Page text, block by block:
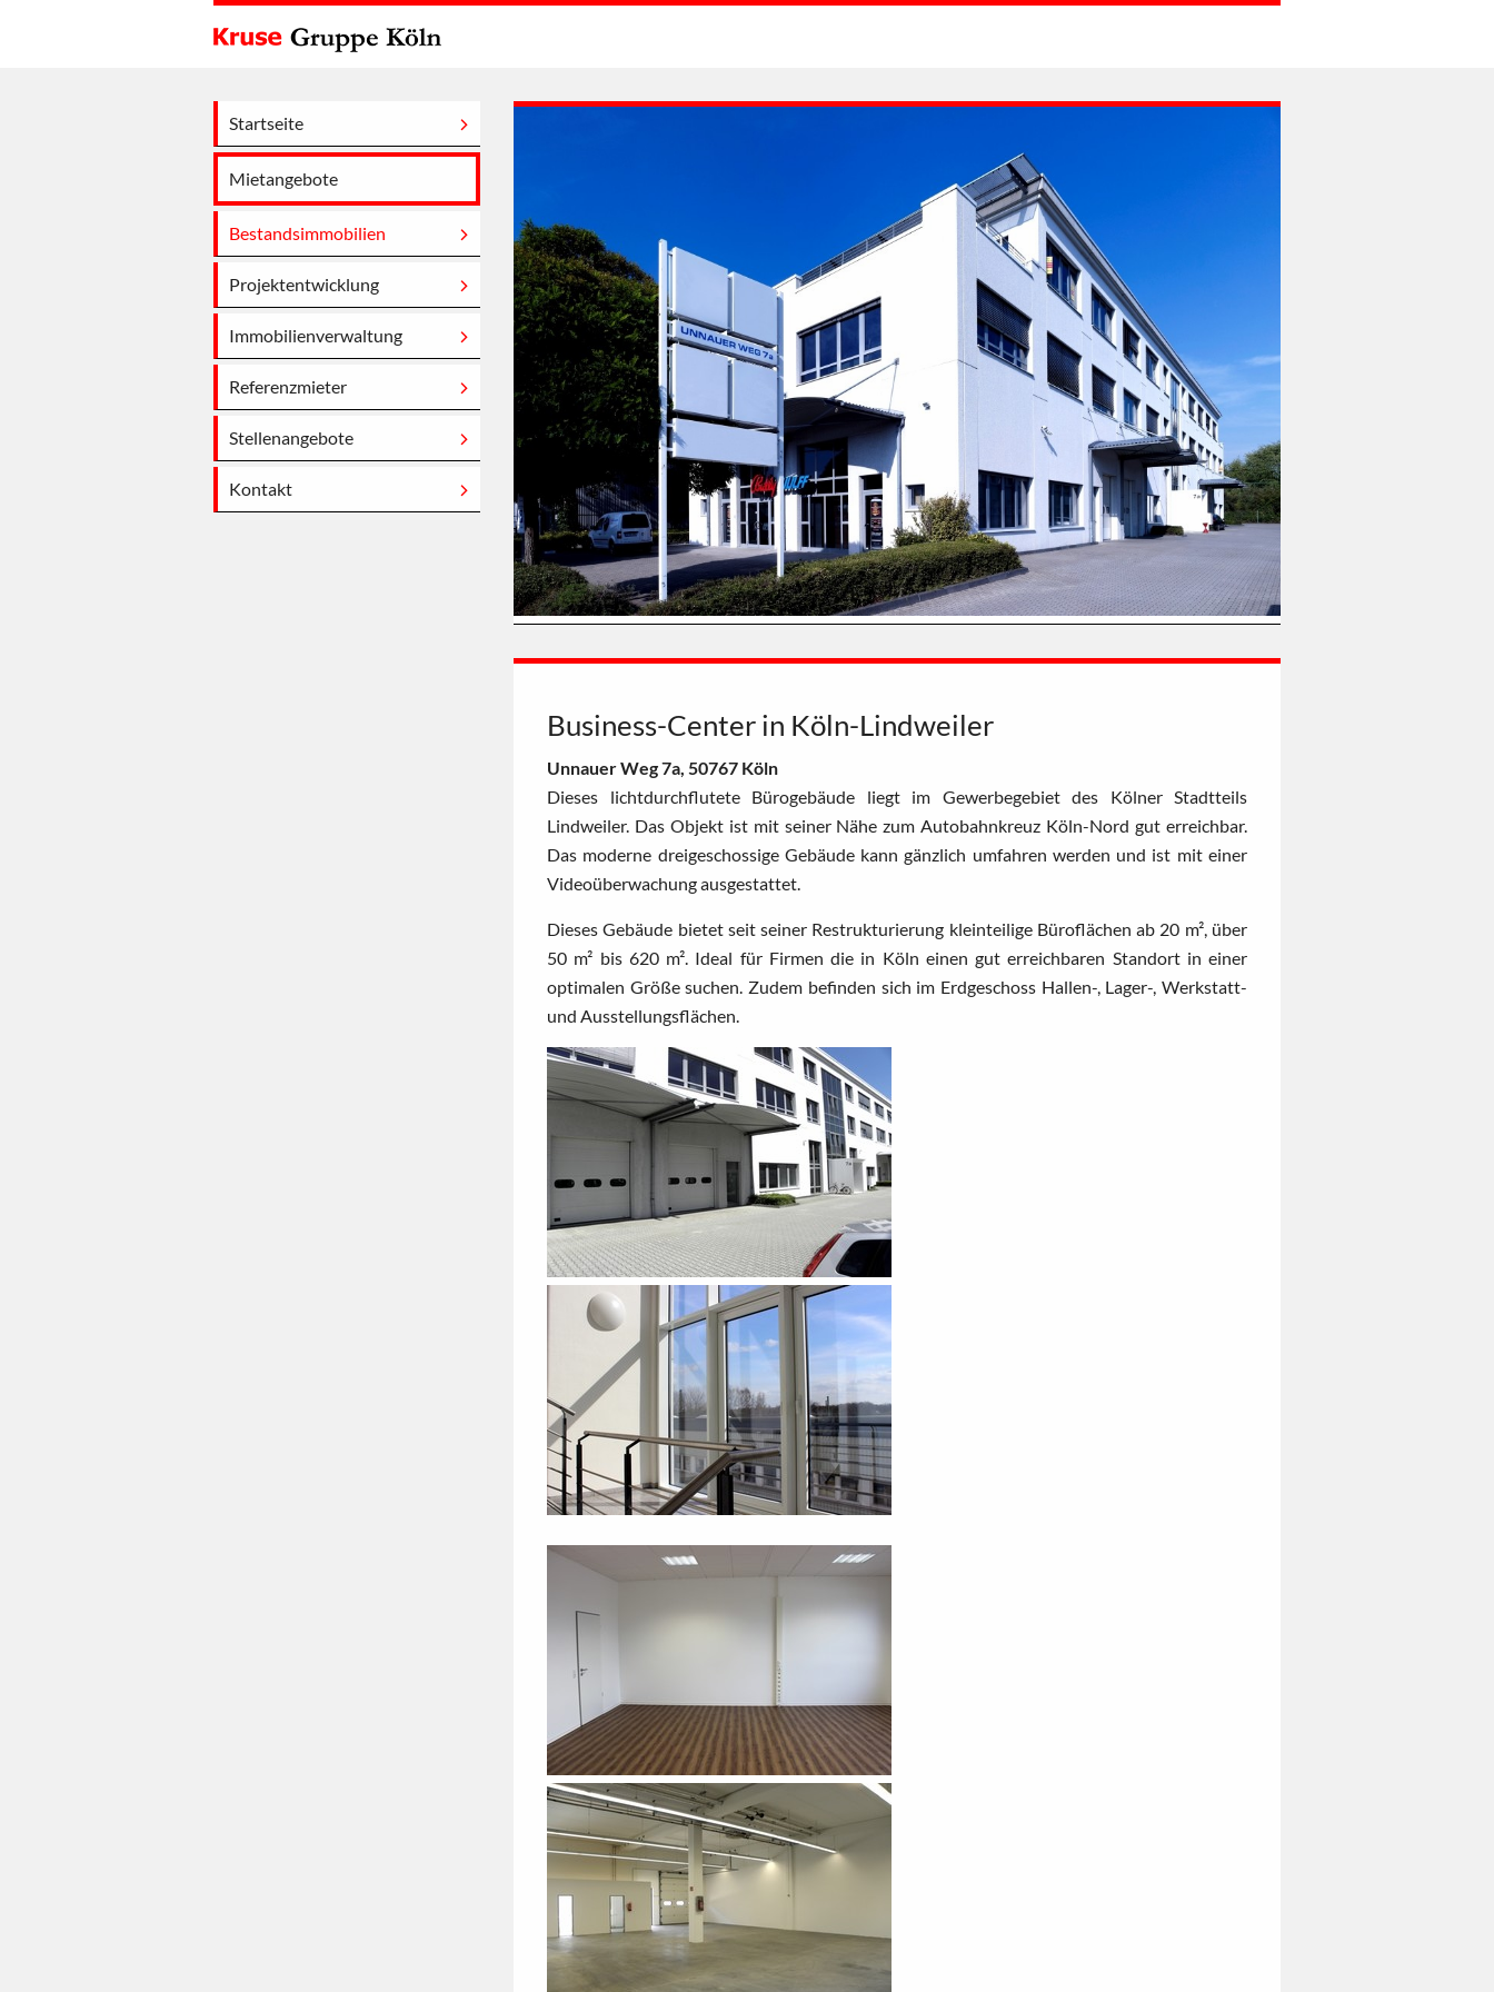
Startseite
Mietangebote
Bestandsimmobilien
Projektentwicklung
Immobilienverwaltung
Referenzmieter
Stellenangebote
Kontakt
Business-Center in Köln-Lindweiler
Unnauer Weg 7a, 50767 Köln
Dieses lichtdurchflutete Bürogebäude liegt im Gewerbegebiet des Kölner Stadtteils
Lindweiler. Das Objekt ist mit seiner Nähe zum Autobahnkreuz Köln-Nord gut erreichbar.
Das moderne dreigeschossige Gebäude kann gänzlich umfahren werden und ist mit einer
Videoüberwachung ausgestattet.
Dieses Gebäude bietet seit seiner Restrukturierung kleinteilige Büroflächen ab 20 m², über
50 m² bis 620 m². Ideal für Firmen die in Köln einen gut erreichbaren Standort in einer
optimalen Größe suchen. Zudem befinden sich im Erdgeschoss Hallen-, Lager-, Werkstatt-
und Ausstellungsflächen.